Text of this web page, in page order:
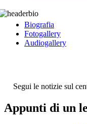
Biografia
Fotogallery
Audiogallery
Segui le notizie sul
Appunti di un